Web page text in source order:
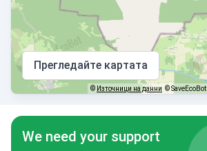
Прегледайте картата
© Източници на данни © SaveEcoBot
We need your support